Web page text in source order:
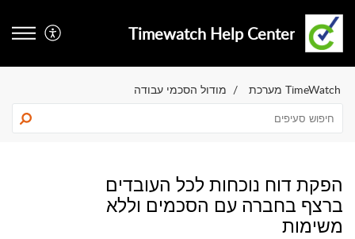
Timewatch Help Center
TimeWatch מערכת מודול הסכמי עבודה
הפקת דוח נוכחות לכל העובדים
ברצף בחברה עם הסכמים וללא
משימות